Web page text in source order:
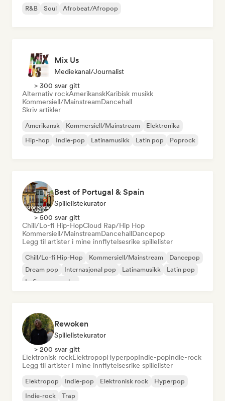
R&B
Soul Afrobeat/Afropop
Mix Us
Mediekanal/journalist
> 300 svar gitt
Alternativ rockAmerikanskKaribisk musikk
Kommersiell/MainstreamDancehall
Skriv artikler
Amerikansk Kommersiell/Mainstream
Elektronika
Hip-hop
Indie-pop Latinamusikk Latin pop Poprock
Best of Portugal & Spain
Spillelistekurator
> 500 svar gitt
Chill/Lo-fi Hip-HopCloud Rap/Hip Hop
Kommersiell/MainstreamDancehallDancepop
Legg til artister i mine innflytelsesrike spillelister
Chill/Lo-fi Hip-Hop Kommersiell/Mainstream
Dancepop
Dream pop
Internasjonal pop Latinamusikk
Latin pop
Lofi-soveværelse
Rewoken
Spillelistekurator
> 200 svar gitt
Elektronisk rockElektropopHyperpopIndie-popIndie-rock
Legg til artister i mine innflytelsesrike spillelister
Elektropop Indie-pop Elektronisk rock
Hyperpop
Indie-rock
Trap